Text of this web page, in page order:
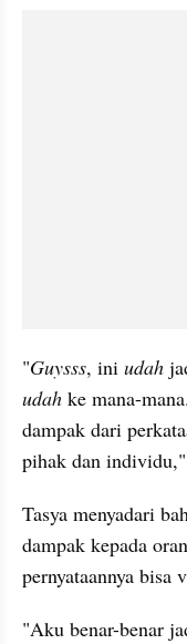
"Guysss, ini udah
udah ke mana-mana.
dampak dari
pihak dan
Tasya menyadari
dampak kepada
pernyataannya bisa
"Aku benar-benar